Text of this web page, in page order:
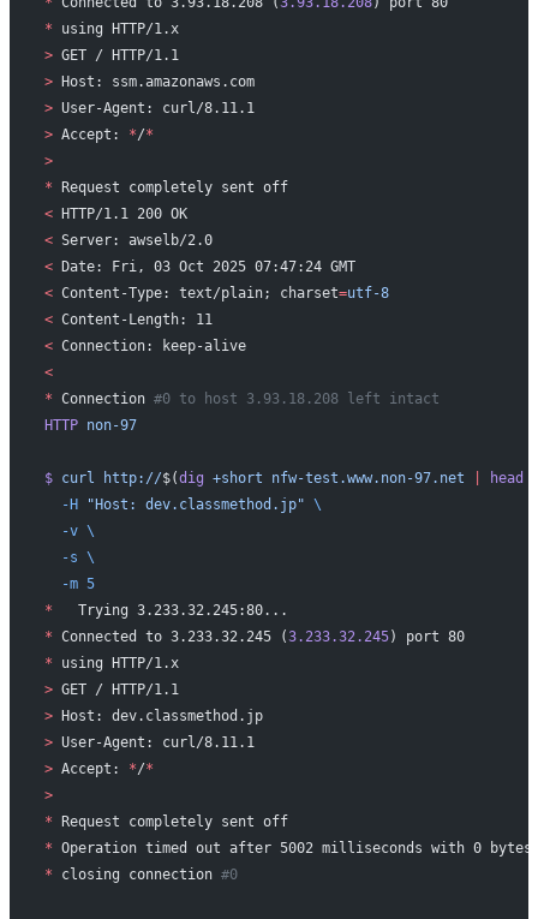
* using HTTP/1.x
> GET / HTTP/1.1
> Host: ssm.amazonaws.com
> User-Agent: curl/8.11.1
> Accept: */*
>
* Request completely sent off
< HTTP/1.1 200 OK
< Server: awselb/2.0
< Date: Fri, 03 Oct 2025 07:47:24 GMT
< Content-Type: text/plain; charset=utf-8
< Content-Length: 11
< Connection: keep-alive
<
* Connection #0 to host 3.93.18.208 left intact
HTTP non-97
$ curl http://$(dig +short nfw-test.www.non-97.net head
  -H
"Host: dev.classmethod.jp" \
  -v
\
  -s
\
  -m
5
*
   Trying 3.233.32.245:80...
* Connected to 3.233.32.245 (3.233.32.245) port 80
* using HTTP/1.x
> GET / HTTP/1.1
> Host: dev.classmethod.jp
> User-Agent: curl/8.11.1
> Accept: */*
>
* Request completely sent off
* Operation timed out after 5002 milliseconds with 0 bytes
* closing connection #0